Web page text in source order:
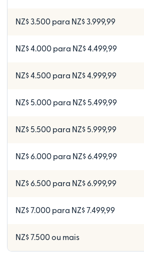
NZ$ 3.500 para NZ$ 3.999,99
NZ$ 4.000 para NZ$ 4.499,99
NZ$ 4.500 para NZ$ 4.999,99
NZ$ 5.000 para NZ$ 5.499,99
NZ$ 5.500 para NZ$ 5.999,99
NZ$ 6.000 para NZ$ 6.499,99
NZ$ 6.500 para NZ$ 6.999,99
NZ$ 7.000 para NZ$ 7.499,99
NZ$ 7.500 ou mais